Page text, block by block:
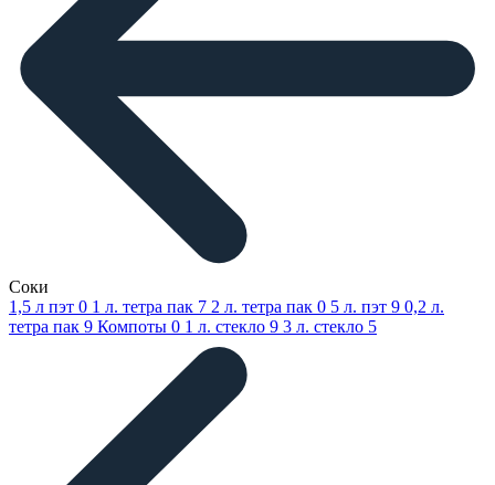
Соки
1,5 л пэт 0 1 л. тетра пак 7 2 л. тетра пак 0 5 л. пэт 9 0,2 л.
тетра пак 9 Компоты 0 1 л. стекло 9 3 л. стекло 5